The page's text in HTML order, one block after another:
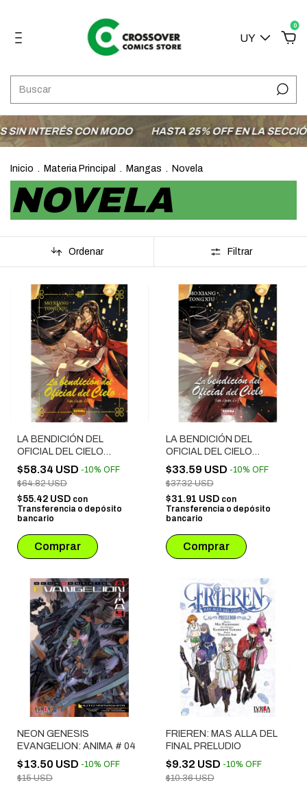
UY
0
CON MODO HASTA 25% OFF EN LA SECCIÓN
Inicio . Materia Principal . Mangas . Novela
NOVELA
Ordenar Filtrar
LA BENDICIÓN DEL
OFICIAL DEL CIELO
NOVELA # 08 EDICION
ESPECIAL
$58.34 USD -10% OFF
$64.82 USD
$55.42 USD con
Transferencia o depósito
bancario
LA BENDICIÓN DEL
OFICIAL DEL CIELO
NOVELA # 08
$33.59 USD -10% OFF
$37.32 USD
$31.91 USD con
Transferencia o depósito
bancario
NEON GENESIS
EVANGELION: ANIMA # 04
$13.50 USD -10% OFF
$15 USD
FRIEREN: MAS ALLA DEL
FINAL PRELUDIO
$9.32 USD -10% OFF
$10.36 USD